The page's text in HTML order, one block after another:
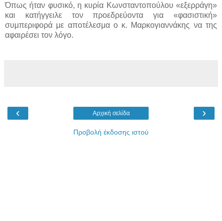
Όπως ήταν φυσικό, η κυρία Κωνσταντοπούλου «εξερράγη»
και κατήγγειλε τον προεδρεύοντα για «φασιστική»
συμπεριφορά με αποτέλεσμα ο κ. Μαρκογιαννάκης να της
αφαιρέσει τον λόγο.
‹ ›
Αρχική σελίδα
Προβολή έκδοσης ιστού